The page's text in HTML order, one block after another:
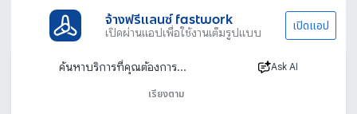
จ้างฟรีแลนซ์ fastwork
เปิดผ่านแอปเพื่อใช้งานเต็มรูปแบบ เปิดแอป
Ask AI
เรียงตาม